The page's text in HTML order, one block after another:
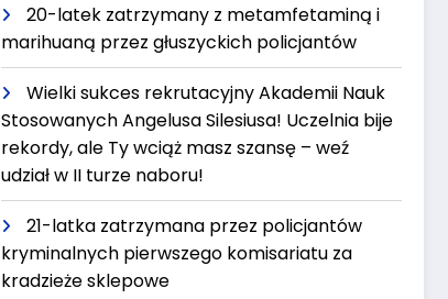
20-latek zatrzymany z metamfetaminą i
marihuaną przez głuszyckich policjantów
Wielki sukces rekrutacyjny Akademii Nauk
Stosowanych Angelusa Silesiusa! Uczelnia bije
rekordy, ale Ty wciąż masz szansę – weź
udział w II turze naboru!
21-latka zatrzymana przez policjantów
kryminalnych pierwszego komisariatu za
kradzieże sklepowe